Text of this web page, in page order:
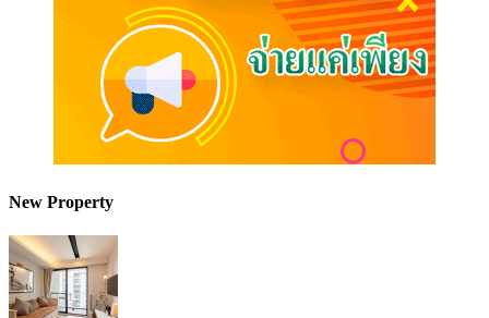
New Property